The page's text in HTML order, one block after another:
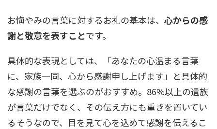
お悔やみの言葉に対するお礼の基本は、 心からの感
謝と敬意を表すことです。
具体的な表現としては、「あなたの心温まる言葉
に、家族一同、心から感謝申し上げます」と具体的
な感謝の言葉を選ぶのがおすすめ。86%以上の遺族
が言葉だけでなく、その伝え方にも重きを置いてい
るそうなので、目を見て心を込めて感謝を伝えるこ